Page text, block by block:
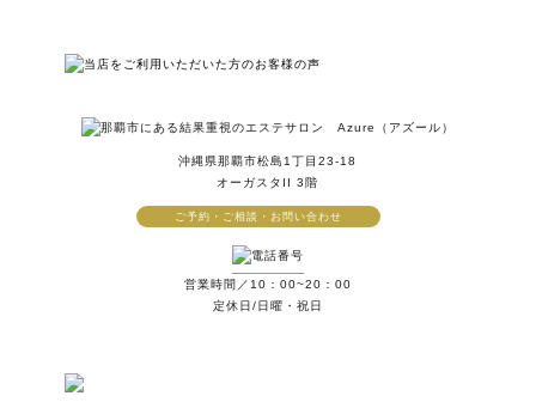
沖縄県那覇市松島1丁目23-18
オーガスタII 3階
ご予約・ご相談・お問い合わせ
営業時間／10：00~20：00
定休日/日曜・祝日